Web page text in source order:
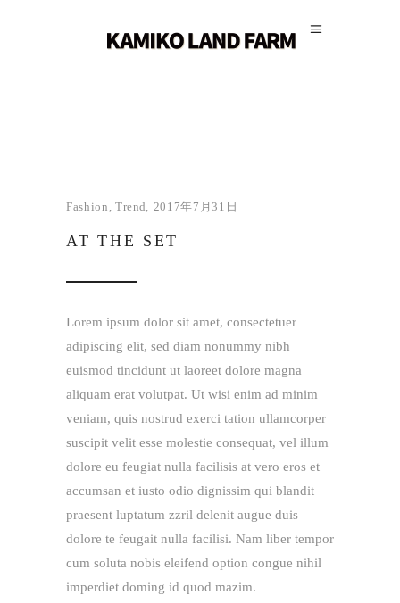
Fashion , Trend 2017年7月31日
AT THE SET
Lorem ipsum dolor sit amet, consectetuer
adipiscing elit, sed diam nonummy nibh
euismod tincidunt ut laoreet dolore magna
aliquam erat volutpat. Ut wisi enim ad minim
veniam, quis nostrud exerci tation ullamcorper
suscipit velit esse molestie consequat, vel illum
dolore eu feugiat nulla facilisis at vero eros et
accumsan et iusto odio dignissim qui blandit
praesent luptatum zzril delenit augue duis
dolore te feugait nulla facilisi. Nam liber tempor
cum soluta nobis eleifend option congue nihil
imperdiet doming id quod mazim.